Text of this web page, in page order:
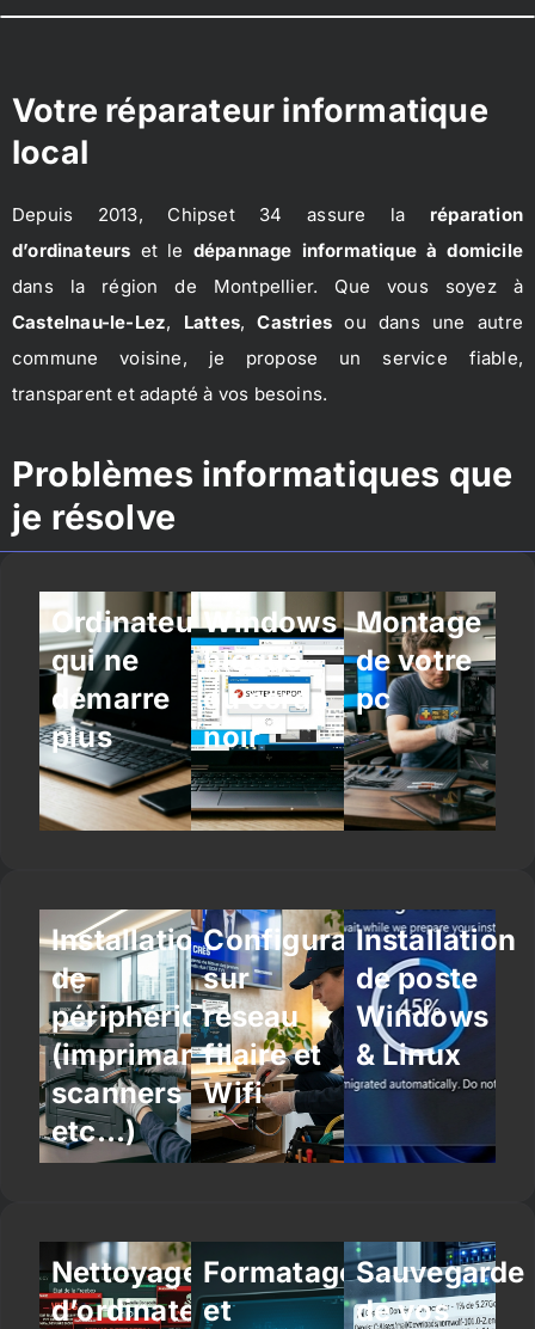
Votre réparateur informatique
local
Depuis 2013, Chipset 34 assure la réparation
d’ordinateurs et le dépannage informatique à domicile
dans la région de Montpellier. Que vous soyez à
Castelnau-le-Lez, Lattes,Castries ou dans une autre
commune voisine, je propose un service fiable,
transparent et adapté à vos besoins.
Problèmes informatiques que
je résolve
Ordinateur
qui ne
démarre
plus
Windows
bloqué
ou écran
noir
Montage
de votre
pc
Installation
de
périphériques
(imprimantes,
scanners
etc…)
Configuration
sur
réseau
filaire et
Wifi
Installation
de poste
Windows
& Linux
Nettoyage
d’ordinateur
Formatage
et
Sauvegarde
de vos